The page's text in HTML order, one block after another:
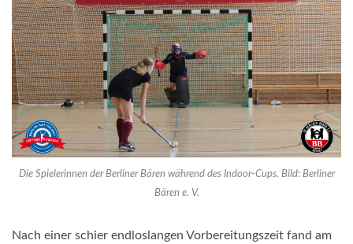
Die Spielerinnen der Berliner Bären während des Indoor-Cups. Bild: Berliner
Bären e. V.
Nach einer schier endloslangen Vorbereitungszeit fand am